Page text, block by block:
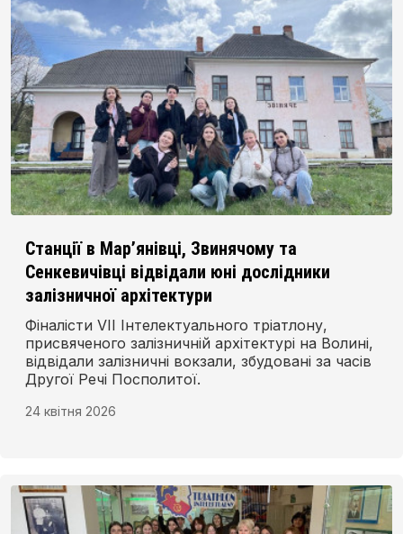
Станції в Мар’янівці, Звинячому та
Сенкевичівці відвідали юні дослідники
залізничної архітектури
Фіналісти VII Інтелектуального тріатлону,
присвяченого залізничній архітектурі на Волині,
відвідали залізничні вокзали, збудовані за часів
Другої Речі Посполитої.
24 квітня 2026